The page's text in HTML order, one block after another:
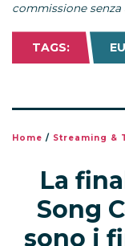
commissione
TAGS:
Home / Streaming &
La
Song
sono i